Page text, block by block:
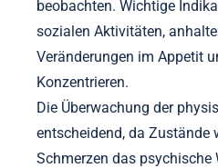
beobachten. Wichtige
sozialen Aktivitäten,
Veränderungen im Appetit
Konzentrieren.
Die Überwachung der
entscheidend, da Zustände
Schmerzen das psychische